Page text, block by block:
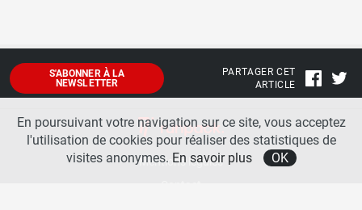
S'ABONNER À LA
NEWSLETTER
PARTAGER CET
ARTICLE
Mentions légales
En poursuivant votre navigation sur ce site, vous acceptez
l'utilisation de cookies pour réaliser des statistiques de
visites anonymes. En savoir plus OK